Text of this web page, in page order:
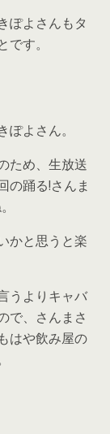
ぽよさんもタ
す。
よさん。
ため、生放送
の踊る!さんま
かと思うと楽
うよりキャバ
で、さんまさ
はや飲み屋の